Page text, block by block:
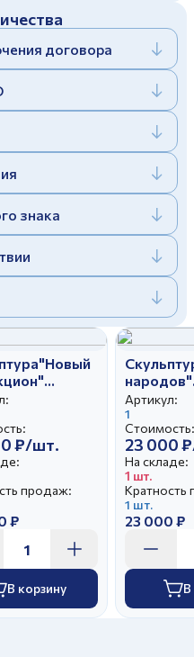
соглашаетесь
соглашаетесь
договора
знака
₽/шт.
продаж:
₽
В корзину
народов"
Артикул:
1
Стоимость:
23 000
На складе:
1 шт.
Кратность
1 шт.
23 000 ₽
В